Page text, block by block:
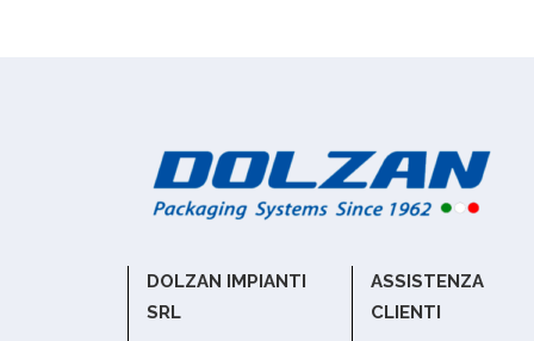
DOLZAN IMPIANTI
SRL
ASSISTENZA
CLIENTI